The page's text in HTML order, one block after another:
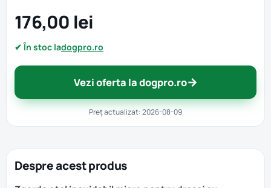
176,00 lei
✔ În stoc ladogpro.ro
Vezi oferta la dogpro.ro→
Preț actualizat: 2026-08-09
Despre acest produs